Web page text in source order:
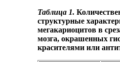
Таблица 1.
структурные
мегакариоцитов в
мозга, окрашенных
красителями или